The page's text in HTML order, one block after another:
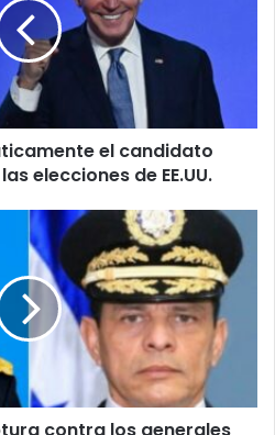
situaciones, me parece una
que la exprimera dama
presidencial. En
es el malestar, la
el candidato
elecciones de EE.UU.